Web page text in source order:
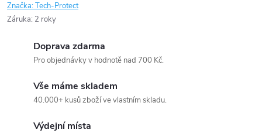
Značka:Tech-Protect
Záruka: 2 roky
Doprava zdarma
Pro objednávky v hodnotě nad 700 Kč.
Vše máme skladem
40.000+ kusů zboží ve vlastním skladu.
Výdejní místa